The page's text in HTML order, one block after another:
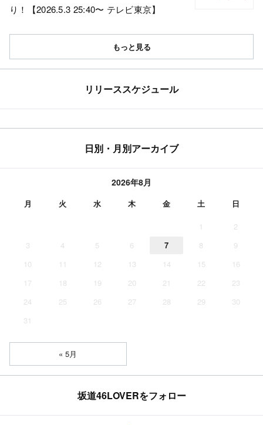
り！【2026.5.3 25:40〜 テレビ東京】
もっと見る
リリーススケジュール
日別・月別アーカイブ
2026年8月
月 火 水 木 金 土 日
1
2
3
4 5 6 7 8
9
10
11 12 13 14 15
16
17
18 19 20 21 22
23
24
25 26 27 28 29
30
31
« 5月
坂道46LOVERをフォロー